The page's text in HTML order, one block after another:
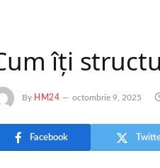
îți
By HM24 octombrie 9, 2025
Facebook